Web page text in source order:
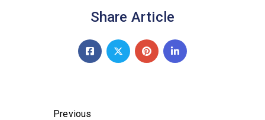
Share Article
Previous